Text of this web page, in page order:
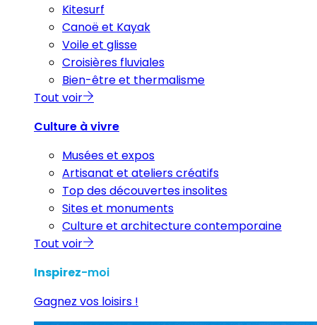
Kitesurf
Canoë et Kayak
Voile et glisse
Croisières fluviales
Bien-être et thermalisme
Tout voir
Culture à vivre
Musées et expos
Artisanat et ateliers créatifs
Top des découvertes insolites
Sites et monuments
Culture et architecture contemporaine
Tout voir
Inspirez-moi
Gagnez vos loisirs !